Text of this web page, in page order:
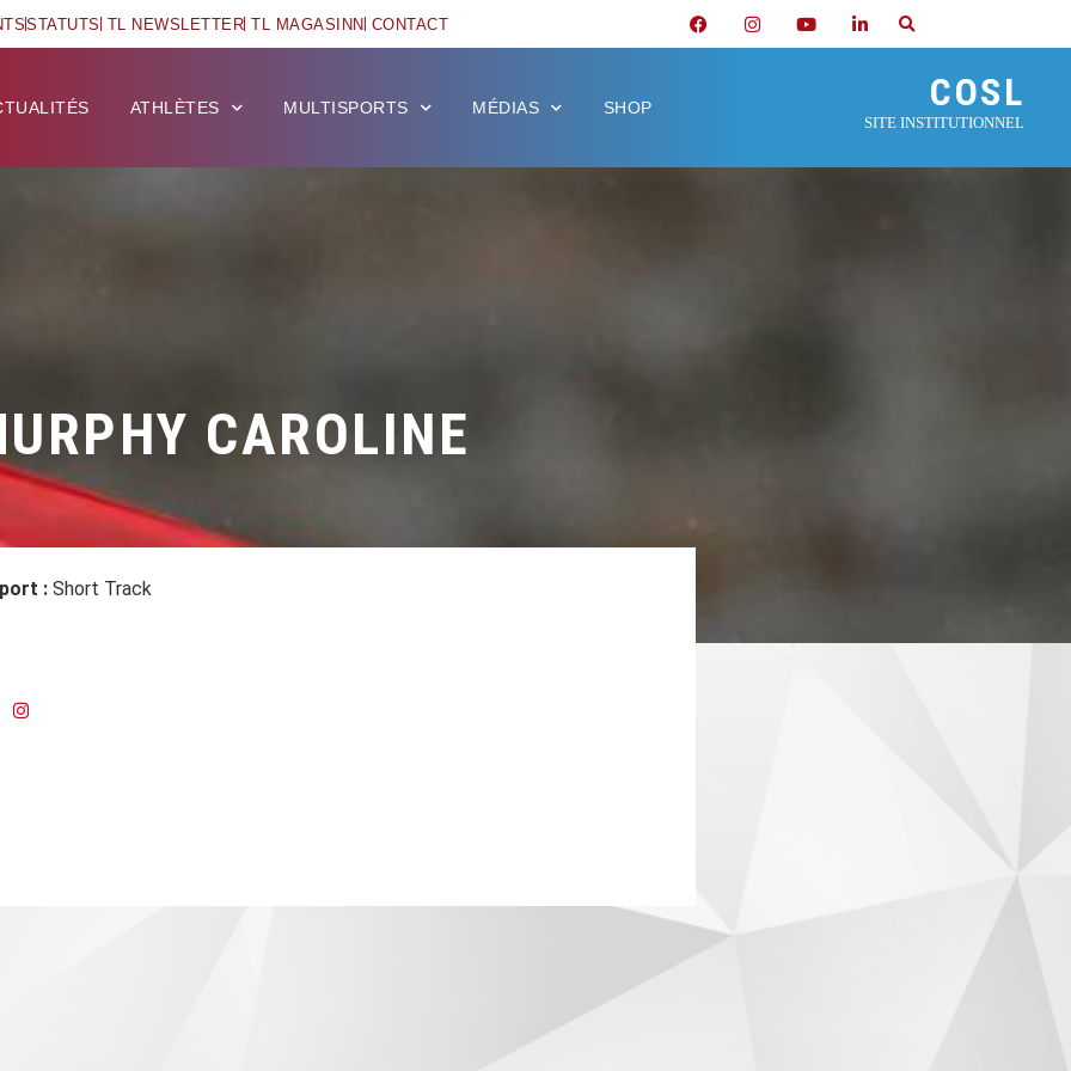
STATUTS TL NEWSLETTER TL MAGASINN CONTACT
ATHLÈTES MULTISPORTS MÉDIAS SHOP COSL
SITE INSTITUTIONNEL
CAROLINE
:Short Track